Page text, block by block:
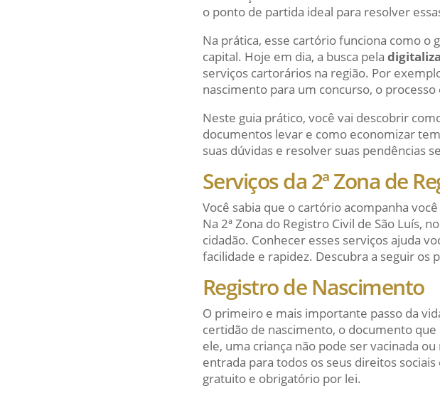
o ponto de partida ideal para resolver
Na prática, esse cartório funciona como o
capital. Hoje em dia, a busca pela
serviços cartorários na região. Por
nascimento para um concurso, o
Neste guia prático, você vai descobrir
documentos levar e como economizar
suas dúvidas e resolver suas pendências
Serviços da 2ª Zona de
Você sabia que o cartório acompanha
Na 2ª Zona do Registro Civil de São Luís,
cidadão. Conhecer esses serviços ajuda
facilidade e rapidez. Descubra a seguir os
Registro de Nascimento
O primeiro e mais importante passo da
certidão de nascimento, o documento
ele, uma criança não pode ser vacinada
entrada para todos os seus direitos
gratuito e obrigatório por lei.